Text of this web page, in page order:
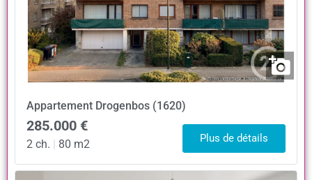
Appartement Drogenbos (1620)
285.000 €
2 ch. | 80 m2 Plus de détails